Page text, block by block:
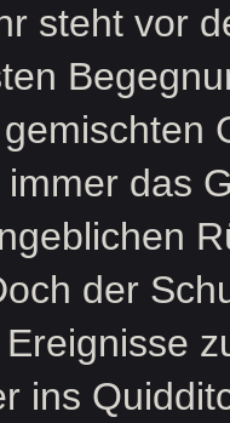
steht vor
das
der
ins